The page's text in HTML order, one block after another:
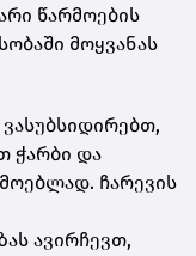
წარმოების
მოყვანას
ჭარბი და
ჩარევის
ავირჩევთ,